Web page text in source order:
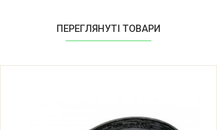
ПЕРЕГЛЯНУТІ ТОВАРИ